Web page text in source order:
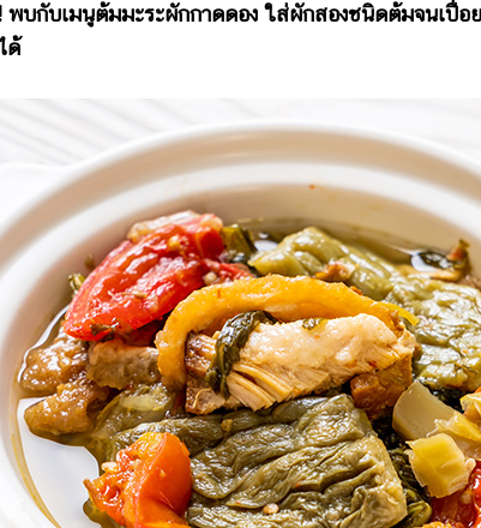
บกับเมนูต้มมะระผักกาดดอง ใส่ผักสองชนิดต้มจนเปื่
ด้